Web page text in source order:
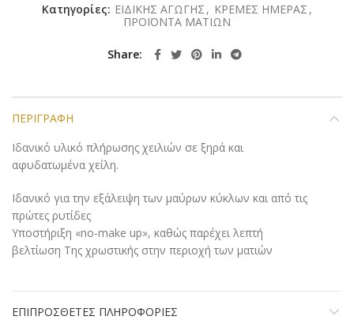
Κατηγορίες: ΕΙΔΙΚΗΣ ΑΓΩΓΗΣ , ΚΡΕΜΕΣ ΗΜΕΡΑΣ ,
ΠΡΟΪΟΝΤΑ ΜΑΤΙΩΝ
Share
ΠΕΡΙΓΡΑΦΉ
Ιδανικό υλικό πλήρωσης χειλιών σε ξηρά και
αφυδατωμένα χείλη.
Ιδανικό για την εξάλειψη των μαύρων κύκλων και από τις
πρώτες ρυτίδες
Υποστήριξη «no-make up», καθώς παρέχει λεπτή
βελτίωση Της χρωστικής στην περιοχή των ματιών
ΕΠΙΠΡΌΣΘΕΤΕΣ ΠΛΗΡΟΦΟΡΊΕΣ